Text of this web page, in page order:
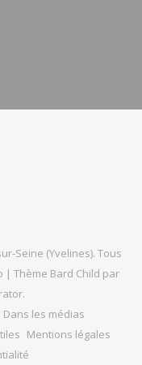
Seine (Yvelines). Tous
| Thème Bard Child par
.
Dans les médias
Mentions légales